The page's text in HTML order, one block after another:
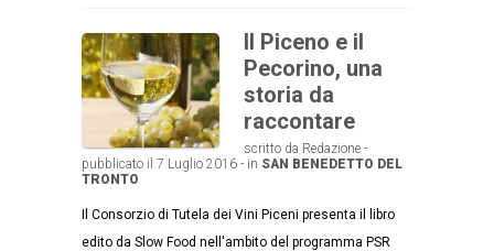
Il Piceno e il
Pecorino, una
storia da
raccontare
scritto da Redazione -
pubblicato il 7 Luglio 2016 - in SAN BENEDETTO DEL
TRONTO
Il Consorzio di Tutela dei Vini Piceni presenta il libro
edito da Slow Food nell'ambito del programma PSR